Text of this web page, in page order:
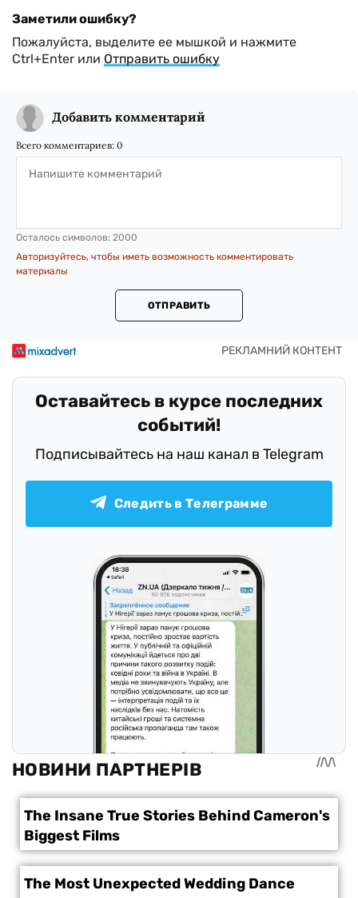
Заметили ошибку?
Пожалуйста, выделите ее мышкой и нажмите
Ctrl+Enter или Отправить ошибку
Добавить комментарий
Всего комментариев: 0
Осталось символов: 2000
Авторизуйтесь, чтобы иметь возможность комментировать
материалы
ОТПРАВИТЬ
Оставайтесь в курсе последних
событий!
Подписывайтесь на наш канал в Telegram
Следить в Телеграмме